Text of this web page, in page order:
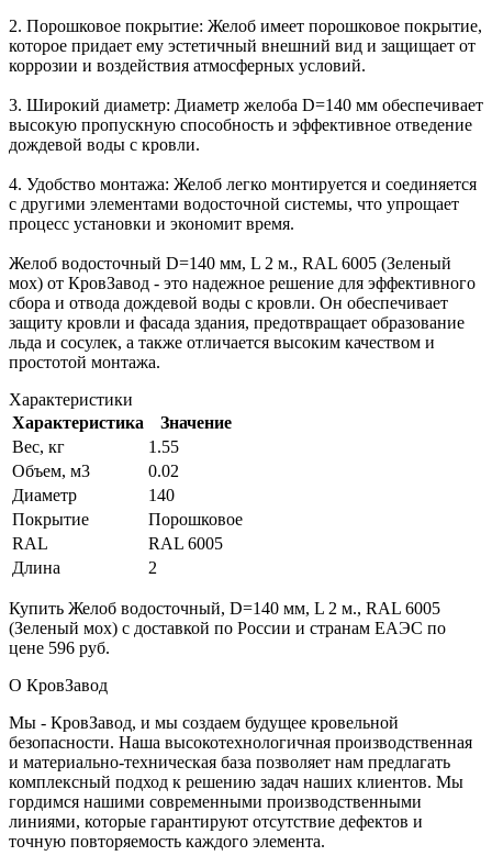
2. Порошковое покрытие: Желоб имеет порошковое покрытие,
которое придает ему эстетичный внешний вид и защищает от
коррозии и воздействия атмосферных условий.
3. Широкий диаметр: Диаметр желоба D=140 мм обеспечивает
высокую пропускную способность и эффективное отведение
дождевой воды с кровли.
4. Удобство монтажа: Желоб легко монтируется и соединяется
с другими элементами водосточной системы, что упрощает
процесс установки и экономит время.
Желоб водосточный D=140 мм, L 2 м., RAL 6005 (Зеленый
мох) от КровЗавод - это надежное решение для эффективного
сбора и отвода дождевой воды с кровли. Он обеспечивает
защиту кровли и фасада здания, предотвращает образование
льда и сосулек, а также отличается высоким качеством и
простотой монтажа.
Характеристики
Характеристика
Значение
Вес, кг
1.55
Объем, м3
0.02
Диаметр
140
Покрытие
Порошковое
RAL
RAL 6005
Длина
2
Купить Желоб водосточный, D=140 мм, L 2 м., RAL 6005
(Зеленый мох) с доставкой по России и странам ЕАЭС по
цене 596 руб.
О КровЗавод
Мы - КровЗавод, и мы создаем будущее кровельной
безопасности. Наша высокотехнологичная производственная
и материально-техническая база позволяет нам предлагать
комплексный подход к решению задач наших клиентов. Мы
гордимся нашими современными производственными
линиями, которые гарантируют отсутствие дефектов и
точную повторяемость каждого элемента.